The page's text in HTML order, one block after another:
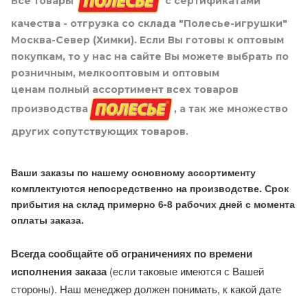
качества - отгрузка со склада "Полесье-игрушки"
Москва-Север (Химки). Если Вы готовы к оптовым
покупкам, то у нас на сайте Вы можете выбрать по
розничным, мелкооптовым и оптовым
ценам полный ассортимент всех товаров
производства
, а так же множество
других сопутствующих товаров.
Ваши заказы по нашему основному ассортименту
комплектуются непосредственно на производстве. Срок
прибытия на склад примерно 6-8 рабочих дней с момента
оплаты заказа.
Всегда сообщайте об ограничениях по времени
исполнения заказа(если таковые имеются с Вашей
стороны). Наш менеджер должен понимать, к какой дате